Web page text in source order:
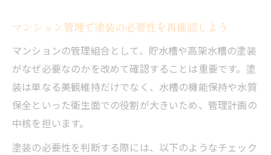
マンション管理で塗装の必要性を再確認しよう
マンションの管理組合として、貯水槽や高架水槽の塗装
がなぜ必要なのかを改めて確認することは重要です。塗
装は単なる美観維持だけでなく、水槽の機能保持や水質
保全といった衛生面での役割が大きいため、管理計画の
中核を担います。
塗装の必要性を判断する際には、以下のようなチェック